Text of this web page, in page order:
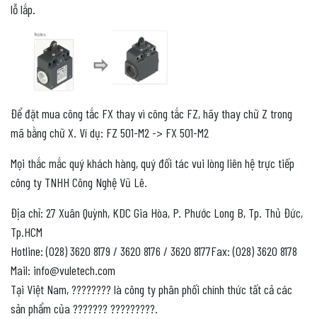
lỗ lắp.
Để đặt mua công tắc FX thay vì công tắc FZ, hãy thay chữ Z trong
mã bằng chữ X. Ví dụ: FZ 501-M2 -> FX 501-M2
Mọi thắc mắc quý khách hàng, quý đối tác vui lòng liên hệ trực tiếp
công ty TNHH Công Nghệ Vũ Lê.
Địa chỉ: 27 Xuân Quỳnh, KDC Gia Hòa, P. Phước Long B, Tp. Thủ Đức,
Tp.HCM
Hotline: (028) 3620 8179 / 3620 8176 / 3620 8177Fax: (028) 3620 8178
Mail: info@vuletech.com
Tại Việt Nam, ???????? là công ty phân phối chính thức tất cả các
sản phẩm của ??????? ?????????.